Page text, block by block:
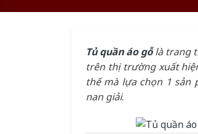
Tủ quần áo gỗlà trang
trên thị trường xuất
thế mà lựa chọn 1 sản
nan giải.